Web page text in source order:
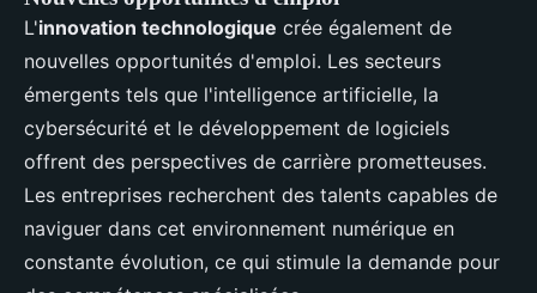
L'innovation technologique crée également de
nouvelles opportunités d'emploi. Les secteurs
émergents tels que l'intelligence artificielle, la
cybersécurité et le développement de logiciels
offrent des perspectives de carrière prometteuses.
Les entreprises recherchent des talents capables de
naviguer dans cet environnement numérique en
constante évolution, ce qui stimule la demande pour